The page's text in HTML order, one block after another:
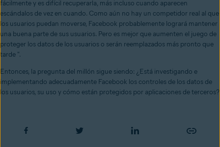
fácilmente y es difícil recuperarla, más incluso cuando aparecen
escándalos de vez en cuando. Como aún no hay un competidor real al que
los usuarios puedan moverse, Facebook probablemente logrará mantener
una buena parte de sus usuarios. Pero es mejor que aumenten el juego de
proteger los datos de los usuarios o serán reemplazados más pronto que
tarde ".
Entonces, la pregunta del millón sigue siendo: ¿Está investigando e
implementando adecuadamente Facebook los controles de los datos de
los usuarios, su uso y cómo están protegidos por aplicaciones de terceros?